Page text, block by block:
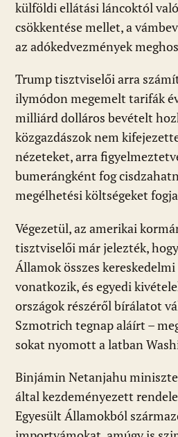
külföldi ellátási láncoktól
csökkentése mellet, a
az adókedvezmények
Trump tisztviselői arra
ilymódon megemelt tarifák
milliárd dolláros bevételt
közgazdászok nem
nézeteket, arra
bumerángként fog
megélhetési költségeket
Végezetül, az amerikai
tisztviselői már jelezték,
Államok összes
vonatkozik, és egyedi
országok részéről bírálatot
Szmotrich tegnap aláírt –
sokat nyomott a latban
Binjámin Netanjahu
által kezdeményezett
Egyesült Államokból